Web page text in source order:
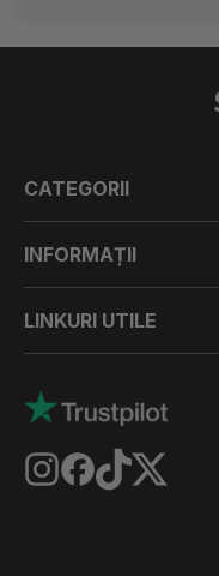
CATEGORII
INFORMAȚII
LINKURI UTILE